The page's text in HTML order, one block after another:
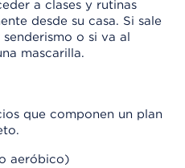
a clases y rutinas
desde su casa. Si sale
o si va al
mascarilla.
que componen un plan
aeróbico)